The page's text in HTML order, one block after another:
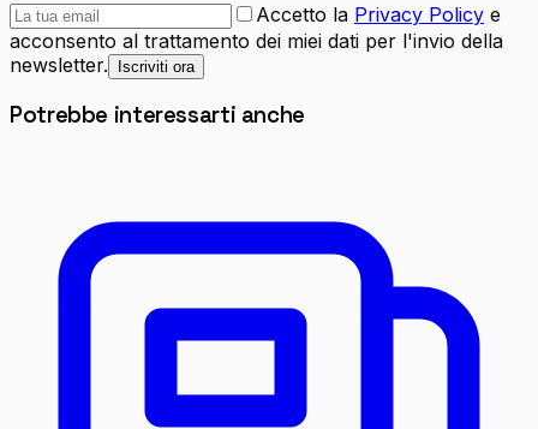
Accetto la Privacy Policy e
acconsento al trattamento dei miei dati per l'invio della
newsletter.
Iscriviti ora
Potrebbe interessarti anche